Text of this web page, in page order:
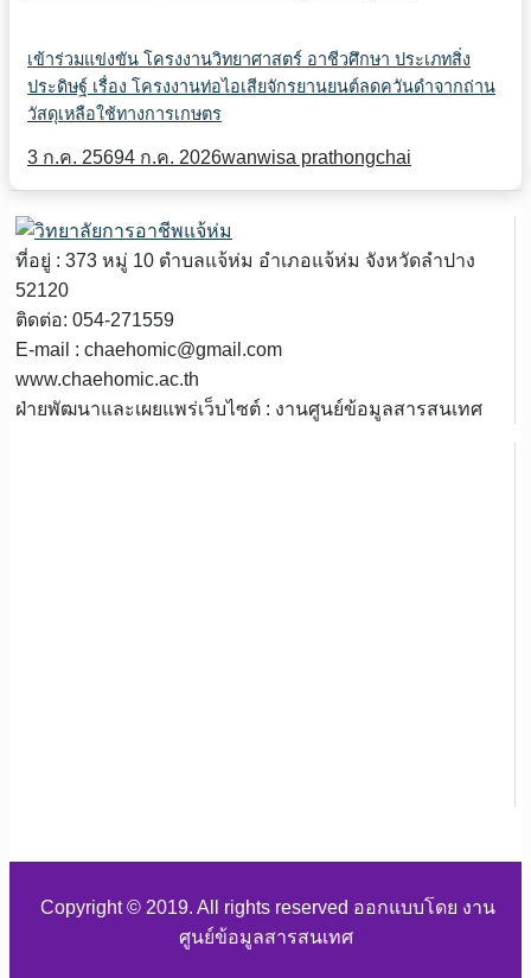
เข้าร่วมแข่งขัน โครงงานวิทยาศาสตร์ อาชีวศึกษา ประเภทสิ่ง
ประดิษฐ์ เรื่อง โครงงานท่อไอเสียจักรยานยนต์ลดควันดำจากถ่าน
วัสดุเหลือใช้ทางการเกษตร
3 ก.ค. 25694 ก.ค. 2026wanwisa prathongchai
ที่อยู่ : 373 หมู่ 10 ตำบลแจ้ห่ม อำเภอแจ้ห่ม จังหวัดลำปาง
52120
ติดต่อ: 054-271559
E-mail : chaehomic@gmail.com
www.chaehomic.ac.th
ฝ่ายพัฒนาและเผยแพร่เว็บไซต์ : งานศูนย์ข้อมูลสารสนเทศ
Copyright © 2019. All rights reserved ออกแบบโดย งาน
ศูนย์ข้อมูลสารสนเทศ